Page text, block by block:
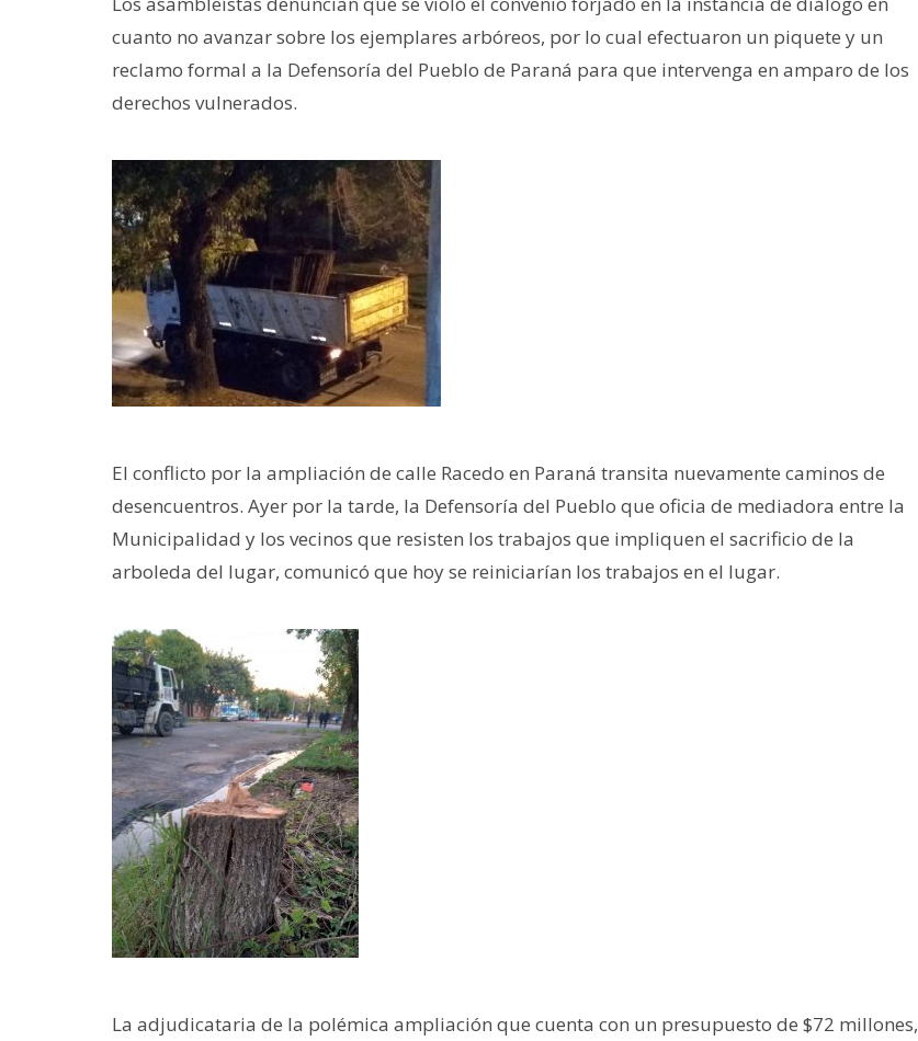
cuanto no avanzar sobre los ejemplares arbóreos, por lo cual efectuaron un piquete y un
reclamo formal a la Defensoría del Pueblo de Paraná para que intervenga en amparo de los
derechos vulnerados.
El conflicto por la ampliación de calle Racedo en Paraná transita nuevamente caminos de
desencuentros. Ayer por la tarde, la Defensoría del Pueblo que oficia de mediadora entre la
Municipalidad y los vecinos que resisten los trabajos que impliquen el sacrificio de la
arboleda del lugar, comunicó que hoy se reiniciarían los trabajos en el lugar.
La adjudicataria de la polémica ampliación que cuenta con un presupuesto de $72 millones,